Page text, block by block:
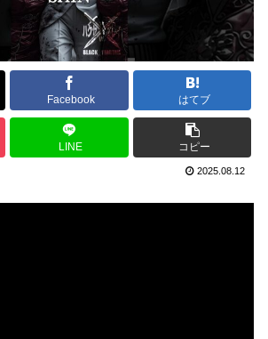
Facebook はてブ
LINE コピー
2025.08.12